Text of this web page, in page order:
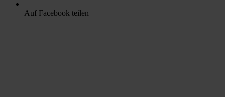
Auf Facebook teilen